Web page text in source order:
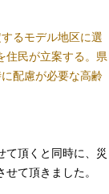
るモデル地区に選
住民が立案する。県
配慮が必要な高齢
て頂くと同時に、災
て頂きました。